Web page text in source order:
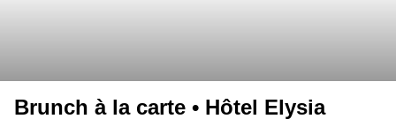
Brunch à la carte • Hôtel Elysia